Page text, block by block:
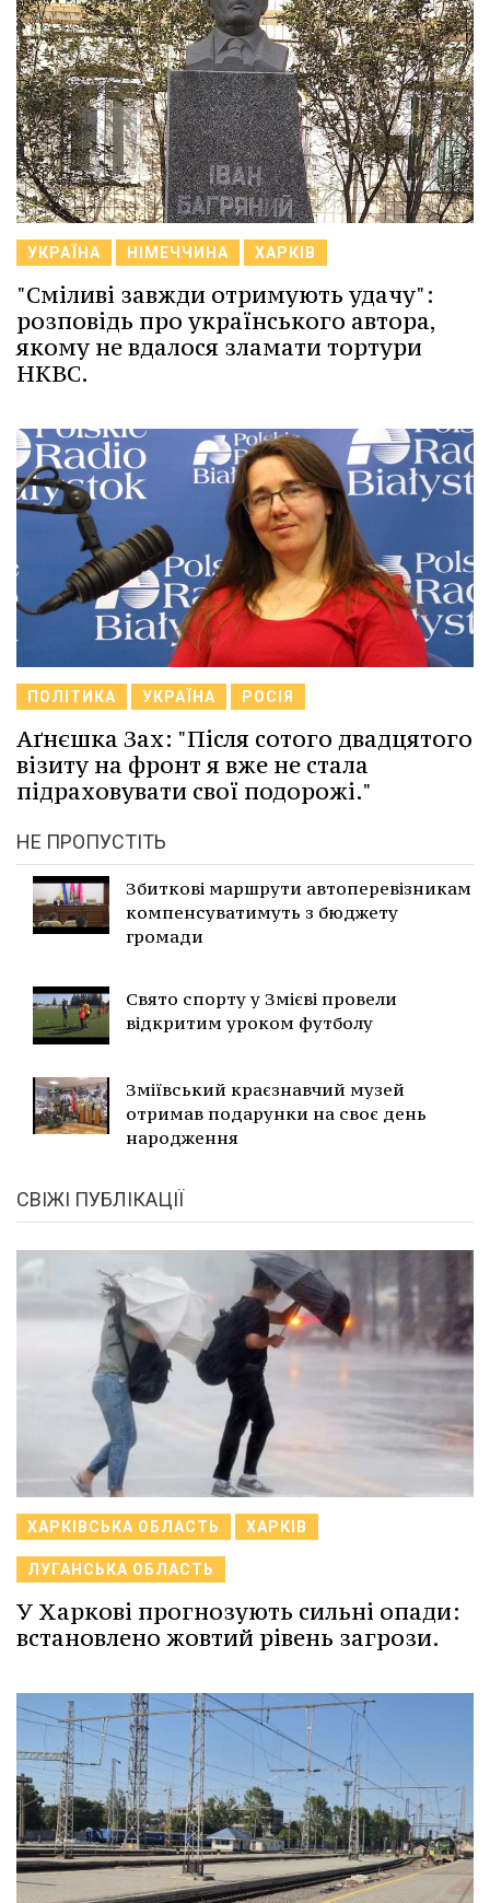
УКРАЇНА НІМЕЧЧИНА ХАРКІВ
"Сміливі завжди отримують удачу":
розповідь про українського автора,
якому не вдалося зламати тортури
НКВС.
ПОЛІТИКА УКРАЇНА РОСІЯ
Аґнєшка Зах: "Після сотого двадцятого
візиту на фронт я вже не стала
підраховувати свої подорожі."
НЕ ПРОПУСТІТЬ
Збиткові маршрути автоперевізникам
компенсуватимуть з бюджету
громади
Свято спорту у Змієві провели
відкритим уроком футболу
Зміївський краєзнавчий музей
отримав подарунки на своє день
народження
СВІЖІ ПУБЛІКАЦІЇ
ХАРКІВСЬКА ОБЛАСТЬ ХАРКІВ
ЛУГАНСЬКА ОБЛАСТЬ
У Харкові прогнозують сильні опади:
встановлено жовтий рівень загрози.